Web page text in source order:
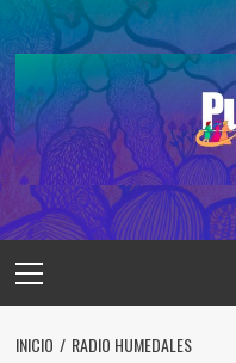
al
contenido
principal
INICIO RADIO HUMEDALES